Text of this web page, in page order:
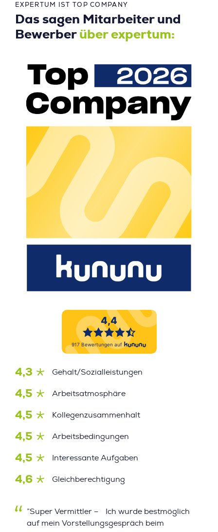
EXPERTUM IST TOP COMPANY
Das sagen Mitarbeiter und
Bewerber über expertum:
4,3 Gehalt/Sozialleistungen
4,5 Arbeitsatmosphäre
4,5 Kollegenzusammenhalt
4,5 Arbeitsbedingungen
4,5 Interessante Aufgaben
4,6 Gleichberechtigung
”Super Vermittler – Ich wurde bestmöglich
auf mein Vorstellungsgespräch beim